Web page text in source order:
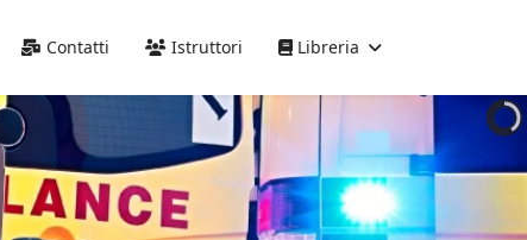
Contatti Istruttori Libreria